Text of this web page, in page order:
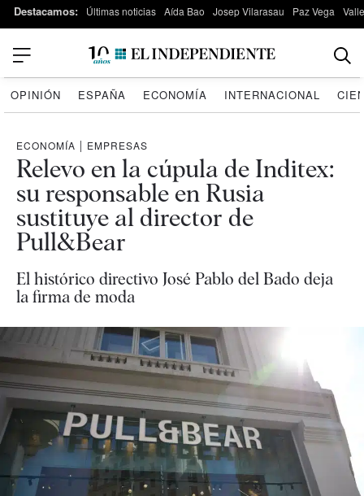
Destacamos: Últimas noticias Aída Bao Josep Vilarasau Paz Vega
OPINIÓN ESPAÑA ECONOMÍA INTERNACIONAL
ECONOMÍA | EMPRESAS
Relevo en la cúpula de Inditex:
su responsable en Rusia
sustituye al director de
Pull&Bear
El histórico directivo José Pablo del Bado deja
la firma de moda